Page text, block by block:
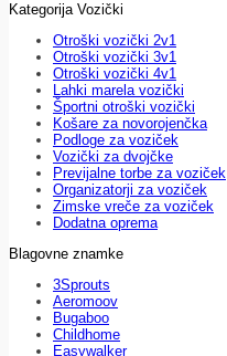
Kategorija Vozički
Otroški vozički 2v1
Otroški vozički 3v1
Otroški vozički 4v1
Lahki marela vozički
Športni otroški vozički
Košare za novorojenčka
Podloge za voziček
Vozički za dvojčke
Previjalne torbe za voziček
Organizatorji za voziček
Zimske vreče za voziček
Dodatna oprema
Blagovne znamke
3Sprouts
Aeromoov
Bugaboo
Childhome
Easywalker